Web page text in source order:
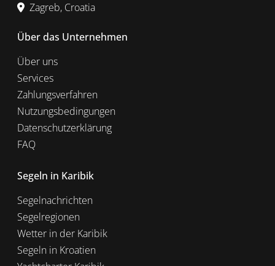
Zagreb, Croatia
Über das Unternehmen
Über uns
Services
Zahlungsverfahren
Nutzungsbedingungen
Datenschutzerklärung
FAQ
Segeln in Karibik
Segelnachrichten
Segelregionen
Wetter in der Karibik
Segeln in Kroatien